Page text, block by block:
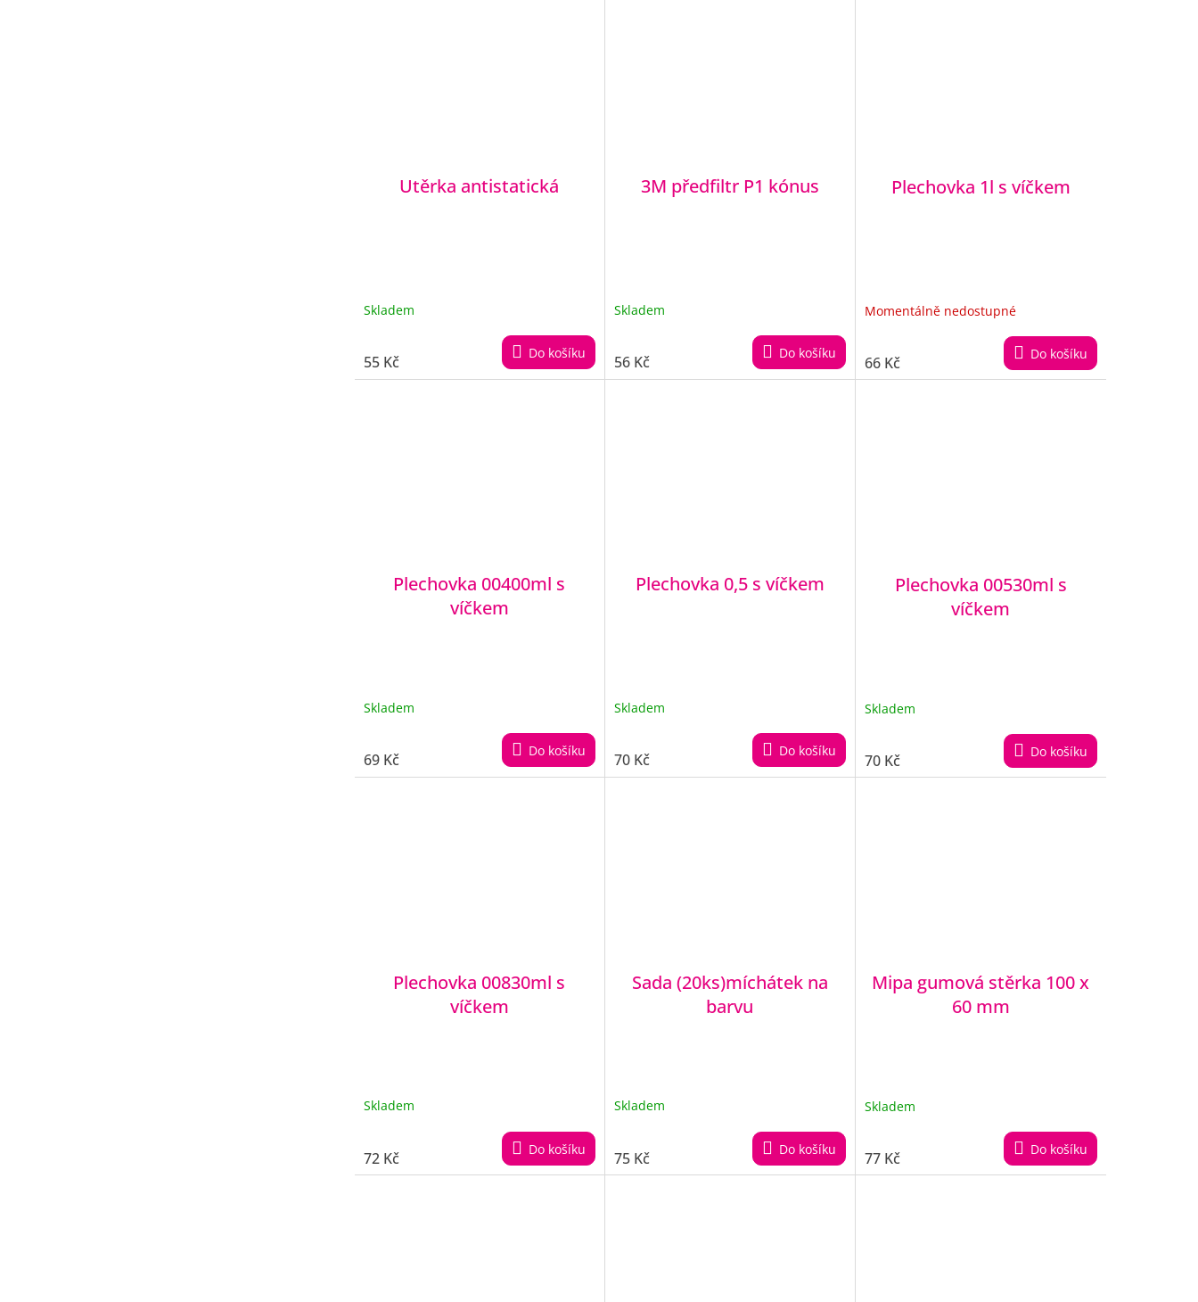
Utěrka antistatická
Skladem
55 Kč Do košíku
3M předfiltr P1 kónus
Skladem
56 Kč Do košíku
Plechovka 1l s víčkem
Momentálně nedostupné
66 Kč Do košíku
Plechovka 00400ml s
víčkem
Skladem
69 Kč Do košíku
Plechovka 0,5 s víčkem
Skladem
70 Kč Do košíku
Plechovka 00530ml s
víčkem
Skladem
70 Kč Do košíku
Plechovka 00830ml s
víčkem
Skladem
72 Kč Do košíku
Sada (20ks)míchátek na
barvu
Skladem
75 Kč Do košíku
Mipa gumová stěrka 100 x
60 mm
Skladem
77 Kč Do košíku